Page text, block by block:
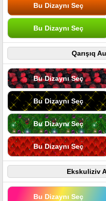
Bu Dizaynı Seç
Bu Dizaynı Seç
Qarışıq
Bu Dizaynı Seç
Bu Dizaynı Seç
Bu Dizaynı Seç
Bu Dizaynı Seç
Ekskuliziv
Bu Dizaynı Seç